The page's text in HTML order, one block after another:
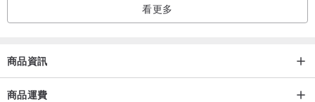
看更多
商品資訊
商品運費